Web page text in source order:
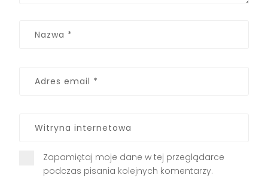
Zapamiętaj moje dane w tej przeglądarce
podczas pisania kolejnych komentarzy.